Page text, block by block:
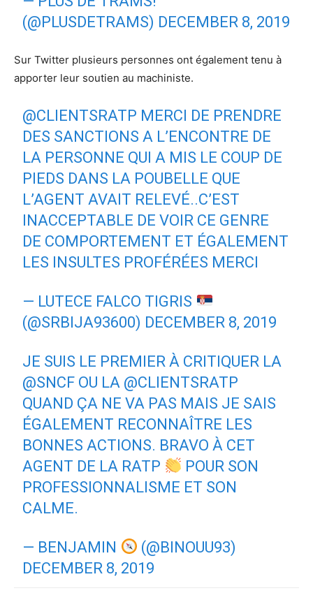
(@PLUSDETRAMS) DECEMBER 8, 2019
Sur Twitter plusieurs personnes ont également tenu à
apporter leur soutien au machiniste.
@CLIENTSRATP MERCI DE PRENDRE
DES SANCTIONS A L’ENCONTRE DE
LA PERSONNE QUI A MIS LE COUP DE
PIEDS DANS LA POUBELLE QUE
L’AGENT AVAIT RELEVÉ..C’EST
INACCEPTABLE DE VOIR CE GENRE
DE COMPORTEMENT ET ÉGALEMENT
LES INSULTES PROFÉRÉES MERCI
— LUTECE FALCO TIGRIS
(@SRBIJA93600) DECEMBER 8, 2019
JE SUIS LE PREMIER À CRITIQUER LA
@SNCF OU LA @CLIENTSRATP
QUAND ÇA NE VA PAS MAIS JE SAIS
ÉGALEMENT RECONNAÎTRE LES
BONNES ACTIONS. BRAVO À CET
AGENT DE LA RATP
POUR SON
PROFESSIONNALISME ET SON
CALME.
— BENJAMIN
(@BINOUU93)
DECEMBER 8, 2019